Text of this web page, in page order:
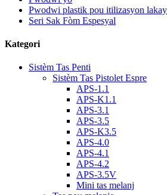
Pwodwi plastik pou itilizasyon lakay
Seri Sak Fòm Espesyal
Kategori
Sistèm Tas Penti
Sistèm Tas Pistolet Espre
APS-1.1
APS-K1.1
APS-3.1
APS-3.5
APS-K3.5
APS-4.0
APS-4.1
APS-4.2
APS-3.5V
Mini tas melanj